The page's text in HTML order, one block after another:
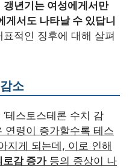
갱년기는 여성에게서만
게서도 나타날 수 있답니
적인 징후에 대해 살펴
소
테스토스테론 수치 감
연령이 증가할수록 테스
지게 되는데, 이로 인해
로감 증가등의 증상이 나